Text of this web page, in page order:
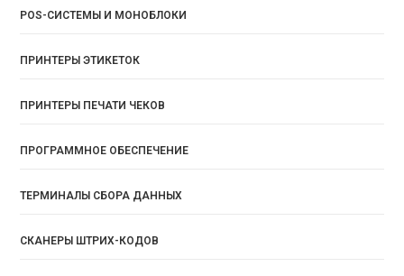
POS-СИСТЕМЫ И МОНОБЛОКИ
ПРИНТЕРЫ ЭТИКЕТОК
ПРИНТЕРЫ ПЕЧАТИ ЧЕКОВ
ПРОГРАММНОЕ ОБЕСПЕЧЕНИЕ
ТЕРМИНАЛЫ СБОРА ДАННЫХ
СКАНЕРЫ ШТРИХ-КОДОВ